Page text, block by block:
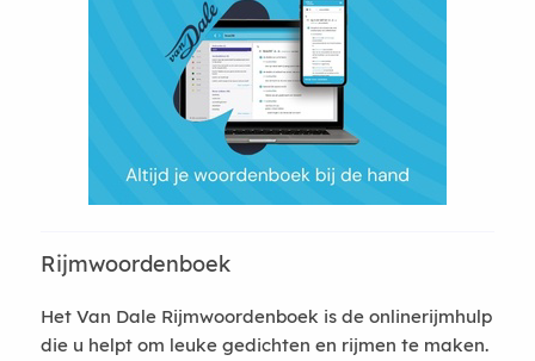
Rijmwoordenboek
Het Van Dale Rijmwoordenboek is de onlinerijmhulp
die u helpt om leuke gedichten en rijmen te maken.